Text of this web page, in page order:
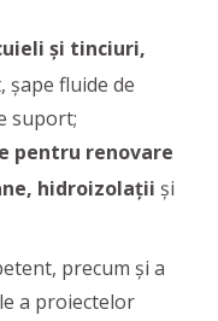
și tinciuri,
șape fluide de
suport;
pentru renovare
hidroizolații și
precum și a
a proiectelor